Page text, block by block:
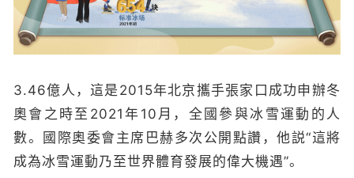
3.46億人，這是2015年北京攜手張家口成功申辦冬
奧會之時至2021年10月，全國參與冰雪運動的人
數。國際奧委會主席巴赫多次公開點讚，他説“這將
成為冰雪運動乃至世界體育發展的偉大機遇”。